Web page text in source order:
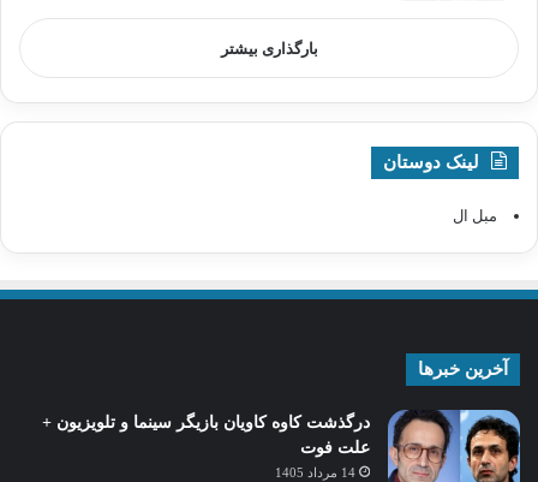
بارگذاری بیشتر
لینک دوستان
مبل ال
آخرین خبرها
درگذشت کاوه کاویان بازیگر سینما و تلویزیون +
علت فوت
14 مرداد 1405